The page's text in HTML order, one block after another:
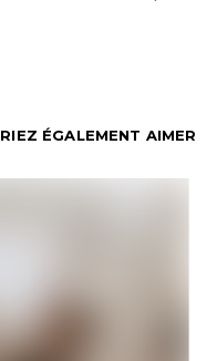
ÉGALEMENT AIMER